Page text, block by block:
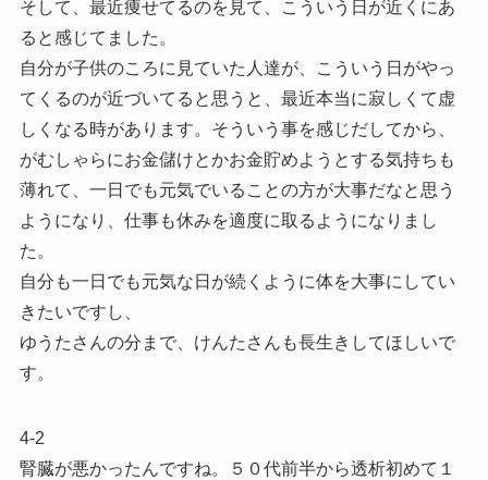
そして、最近痩せてるのを見て、こういう日が近くにあ
ると感じてました。
自分が子供のころに見ていた人達が、こういう日がやっ
てくるのが近づいてると思うと、最近本当に寂しくて虚
しくなる時があります。そういう事を感じだしてから、
がむしゃらにお金儲けとかお金貯めようとする気持ちも
薄れて、一日でも元気でいることの方が大事だなと思う
ようになり、仕事も休みを適度に取るようになりまし
た。
自分も一日でも元気な日が続くように体を大事にしてい
きたいですし、
ゆうたさんの分まで、けんたさんも長生きしてほしいで
す。
4-2
腎臓が悪かったんですね。５０代前半から透析初めて１